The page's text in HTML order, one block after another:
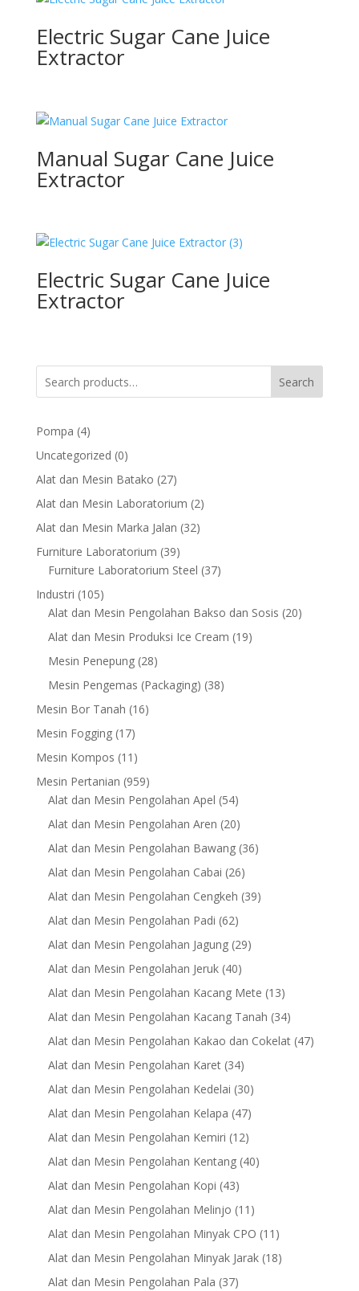
Electric Sugar Cane Juice
Extractor
Manual Sugar Cane Juice
Extractor
Electric Sugar Cane Juice
Extractor
Search
Pompa 44
products
Uncategorized 00
products
Alat dan Mesin Batako 2727
products
Alat dan Mesin Laboratorium 22
Alat dan Mesin Marka Jalan 3232
Furniture Laboratorium 3939
products
Furniture Laboratorium Steel 3737
Industri 105105
products
Alat dan Mesin Pengolahan Bakso dan Sosis 2020
Alat dan Mesin Produksi Ice Cream 1919
Mesin Penepung 2828
products
Mesin Pengemas (Packaging) 3838
Mesin Bor Tanah 1616
Mesin Fogging 1717
products
Mesin Kompos 11 11
products
Mesin Pertanian 959959
products
Alat dan Mesin Pengolahan Apel 5454
products
Alat dan Mesin Pengolahan Aren 2020
products
Alat dan Mesin Pengolahan Bawang 3636
Alat dan Mesin Pengolahan Cabai 2626
products
Alat dan Mesin Pengolahan Cengkeh 3939
Alat dan Mesin Pengolahan Padi 6262
products
Alat dan Mesin Pengolahan Jagung 2929
Alat dan Mesin Pengolahan Jeruk 4040
products
Alat dan Mesin Pengolahan Kacang Mete 1313
products
Alat dan Mesin Pengolahan Kacang Tanah 3434
products
Alat dan Mesin Pengolahan Kakao dan Cokelat 4747
Alat dan Mesin Pengolahan Karet 3434
products
Alat dan Mesin Pengolahan Kedelai 3030
products
Alat dan Mesin Pengolahan Kelapa 4747
products
Alat dan Mesin Pengolahan Kemiri 1212
products
Alat dan Mesin Pengolahan Kentang 4040
Alat dan Mesin Pengolahan Kopi 4343
products
Alat dan Mesin Pengolahan Melinjo 11 11
products
Alat dan Mesin Pengolahan Minyak CPO 11 11
products
Alat dan Mesin Pengolahan Minyak Jarak 1818
Alat dan Mesin Pengolahan Pala 3737